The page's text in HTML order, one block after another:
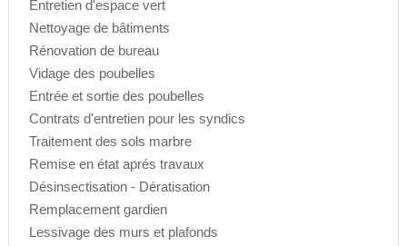
Entretien d'espace vert
Nettoyage de bâtiments
Rénovation de bureau
Vidage des poubelles
Entrée et sortie des poubelles
Contrats d'entretien pour les syndics
Traitement des sols marbre
Remise en état aprés travaux
Désinsectisation - Dératisation
Remplacement gardien
Lessivage des murs et plafonds